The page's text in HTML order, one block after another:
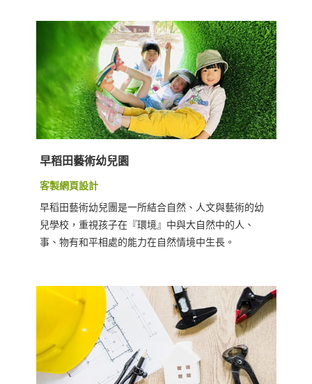
早稻田藝術幼兒園
客製網頁設計
早稻田藝術幼兒團是一所結合自然、人文與藝術的幼
兒學校，重視孩子在『環境』中與大自然中的人、
事、物有和平相處的能力在自然情境中生長。